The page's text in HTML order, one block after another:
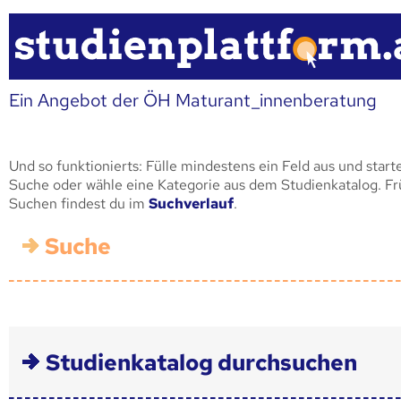
Ein Angebot der ÖH Maturant_innenberatung
Und so funktionierts: Fülle mindestens ein Feld aus und
Suche oder wähle eine Kategorie aus dem Studienkatalog.
Suchen findest du im Suchverlauf.
Suche
Studienkatalog durchsuchen